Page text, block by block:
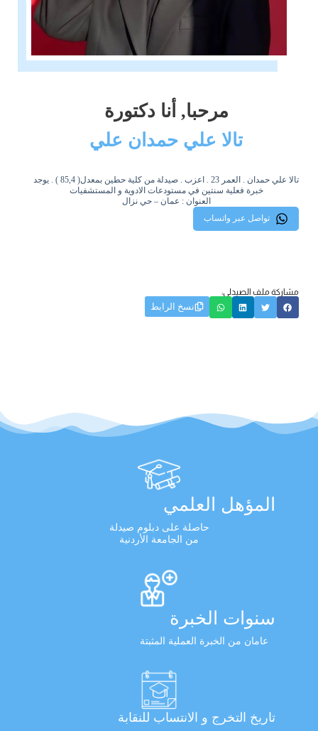
مرحبا, أنا دكتورة
تالا علي حمدان علي
تالا علي حمدان . العمر 23 . اعزب . صيدلة من كلية حطين بمعدل( 85,4 ) . يوجد
خبرة فعلية سنتين في مستودعات الادوية و المستشفيات
العنوان : عمان – حي نزال
تواصل عبر واتساب
مشاركة ملف الصيدلي:
نسخ الرابط
المؤهل العلمي
حاصلة على دبلوم صيدلة
من الجامعة الأردنية
سنوات الخبرة
عامان من الخبرة العملية المثبتة
تاريخ التخرج و الانتساب للنقابة